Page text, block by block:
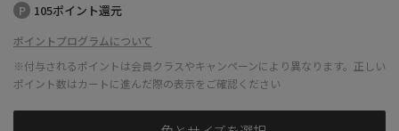
105ポイント還元
ポイントプログラムについて
※付与されるポイントは会員クラスやキャンペーンにより異なります。正しい
ポイント数はカートに進んだ際の表示をご確認ください